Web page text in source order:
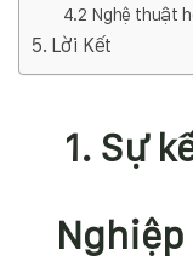
4.2 Nghệ thuật
5. Lời Kết
1. Sự
Nghiệp